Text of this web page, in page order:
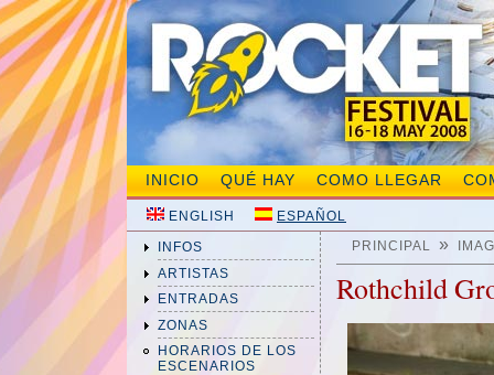
INICIO QUÉ HAY COMO LLEGAR
ENGLISH ESPAÑOL
INFOS
ARTISTAS
ENTRADAS
ZONAS
HORARIOS DE LOS
ESCENARIOS
PRINCIPAL »
Rothchild